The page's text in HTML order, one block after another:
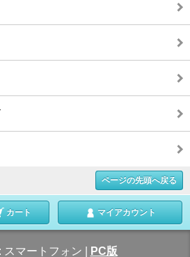
ページの先頭へ戻る
カート マイアカウント
スマートフォン PC版